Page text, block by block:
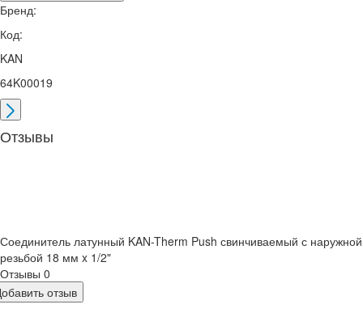
Бренд:
Код:
KAN
64K00019
Отзывы
Соединитель латунный KAN-Therm Push свинчиваемый с наружной
резьбой 18 мм x 1/2"
Отзывы 0
отзыв